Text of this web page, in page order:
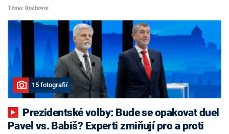
Téma: Rozhovor
15 fotografií
Pavel vs. Babiš? Experti zmiňují pro a proti